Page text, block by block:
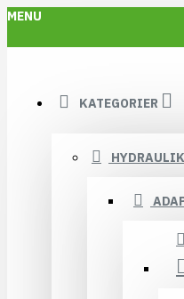
MENU
KATEGORIER
HYDRAULIK